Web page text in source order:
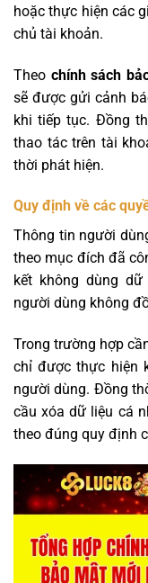
hoặc thực hiện các
chủ tài khoản.
Theo chính sách
sẽ được gửi cảnh
khi tiếp tục. Đồng
thao tác trên tài
thời phát hiện.
Quy định về các
Thông tin người
theo mục đích đã
kết không dùng
người dùng không
Trong trường hợp
chỉ được thực hiện
người dùng. Đồng
cầu xóa dữ liệu cá
theo đúng quy định